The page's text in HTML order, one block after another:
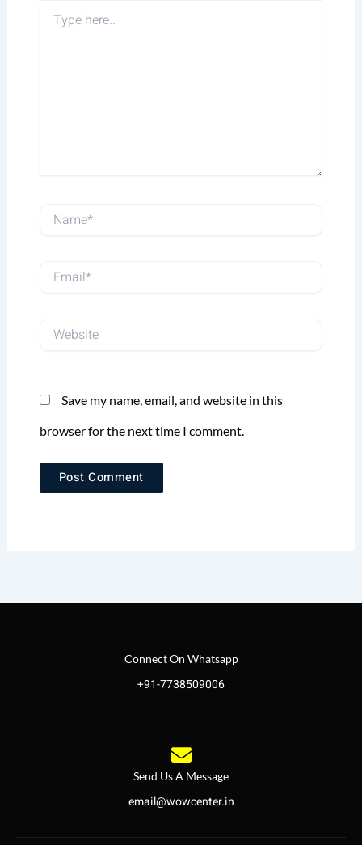
Type
Name*
Email*
Website
Save my name, email, and website in this
browser for the next time I comment.
Connect On Whatsapp
+91-7738509006
Send Us A Message
email@wowcenter.in